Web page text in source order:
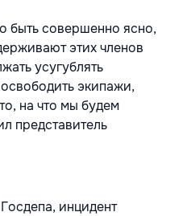
быть совершенно ясно,
этих членов
усугублять
экипажи,
на что мы будем
представитель
инцидент